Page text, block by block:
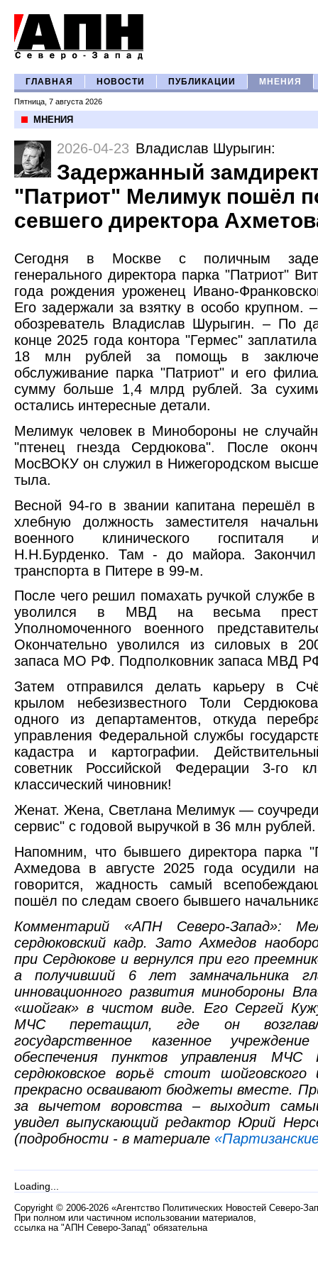
ГЛАВНАЯ НОВОСТИ ПУБЛИКАЦИИ МНЕНИЯ
Пятница, 7 августа 2026
МНЕНИЯ
2026-04-23 Владислав Шурыгин:
Задержанный
"Патриот" Мелимук пошёл
севшего директора
Сегодня в Москве с поличным
генерального директора парка "Патриот"
года рождения уроженец Ивано-
Его задержали за взятку в особо крупном.
обозреватель Владислав Шурыгин. – По
конце 2025 года контора "Гермес"
18 млн рублей за помощь в
обслуживание парка "Патриот" и его
сумму больше 1,4 млрд рублей. За
остались интересные детали.
Мелимук человек в Минобороны не
"птенец гнезда Сердюкова". После
МосВОКУ он служил в Нижегородском
тыла.
Весной 94-го в звании капитана перешёл
хлебную должность заместителя
военного клинического госпиталя
Н.Н.Бурденко. Там - до майора.
транспорта в Питере в 99-м.
После чего решил помахать ручкой службе
уволился в МВД на весьма
Уполномоченного военного
Окончательно уволился из силовых в
запаса МО РФ. Подполковник запаса МВД
Затем отправился делать карьеру в
крылом небезизвестного Толи
одного из департаментов, откуда
управления Федеральной службы
кадастра и картографии.
советник Российской Федерации 3-го
классический чиновник!
Женат. Жена, Светлана Мелимук —
сервис" с годовой выручкой в 36 млн рублей.
Напомним, что бывшего директора парка
Ахмедова в августе 2025 года осудили
говорится, жадность самый
пошёл по следам своего бывшего
Комментарий «АПН Северо-Запад»:
сердюковский кадр. Зато Ахмедов
при Сердюкове и вернулся при его
а получивший 6 лет замначальника
инновационного развития минобороны
«шойгак» в чистом виде. Его Сергей
МЧС перетащил, где он
государственное казенное
обеспечения пунктов управления
сердюковское ворьё стоит
прекрасно осваивают бюджеты вместе.
за вычетом воровства – выходит
увидел выпускающий редактор Юрий
(подробности - в материале
Loading...
Copyright © 2006-2026 «Агентство Политических Новостей Северо-
При полном или частичном использовании материалов,
ссылка на "АПН Северо-Запад" обязательна